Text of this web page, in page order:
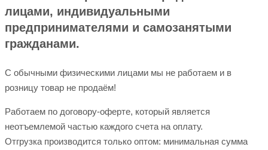
лицами, индивидуальными
предпринимателями и самозанятыми
гражданами.
С обычными физическими лицами мы не работаем и в
розницу товар не продаём!
Работаем по договору-оферте, который является
неотъемлемой частью каждого счета на оплату.
Отгрузка производится только оптом: минимальная сумма